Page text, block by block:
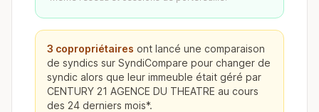
3 copropriétaires ont lancé une comparaison
de syndics sur SyndiCompare pour changer de
syndic alors que leur immeuble était géré par
CENTURY 21 AGENCE DU THEATRE au cours
des 24 derniers mois*.